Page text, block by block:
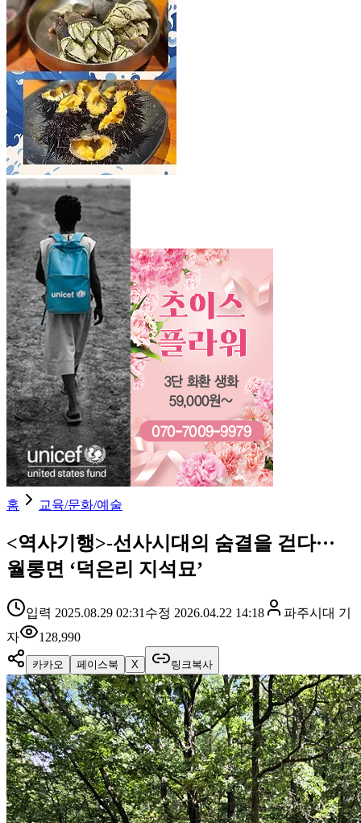
홈 교육/문화/예술
<역사기행>-선사시대의 숨결을 걷다···
월롱면 ‘덕은리 지석묘’
입력 2025.08.29 02:31 수정 2026.04.22 14:18 파주시대 기
자
128,990
카카오 페이스북 X 링크복사